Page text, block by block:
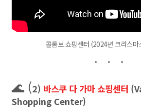
콜롬보 쇼핑센터 (2024년 크리스마
🌊 (2) 바스쿠 다 가마 쇼핑센터
Shopping Center)